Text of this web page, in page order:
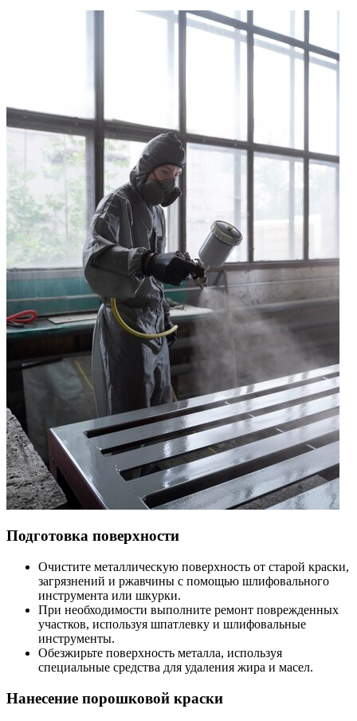
Подготовка поверхности
Очистите металлическую поверхность от старой краски,
загрязнений и ржавчины с помощью шлифовального
инструмента или шкурки.
При необходимости выполните ремонт поврежденных
участков, используя шпатлевку и шлифовальные
инструменты.
Обезжирьте поверхность металла, используя
специальные средства для удаления жира и масел.
Нанесение порошковой краски